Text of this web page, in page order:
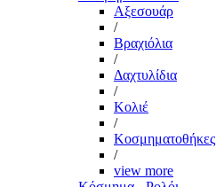
Αξεσουάρ
/
Βραχιόλια
/
Δαχτυλίδια
/
Κολιέ
/
Κοσμηματοθήκες
/
view more